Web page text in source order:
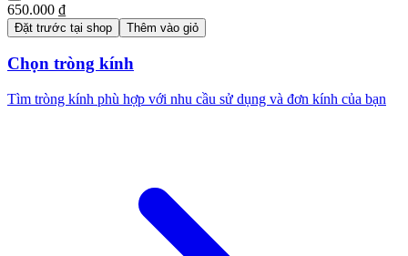
650.000 ₫
Đặt trước tại shop Thêm vào giỏ
Chọn tròng kính
Tìm tròng kính phù hợp với nhu cầu sử dụng và đơn kính của bạn